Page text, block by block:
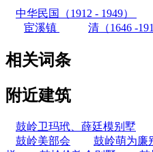
中华民国（1912 - 1949）
宦溪镇
清（1646 -
相关词条
附近建筑
鼓岭卫玛玳、薛廷模别墅
鼓岭美部会
鼓岭萌为廉